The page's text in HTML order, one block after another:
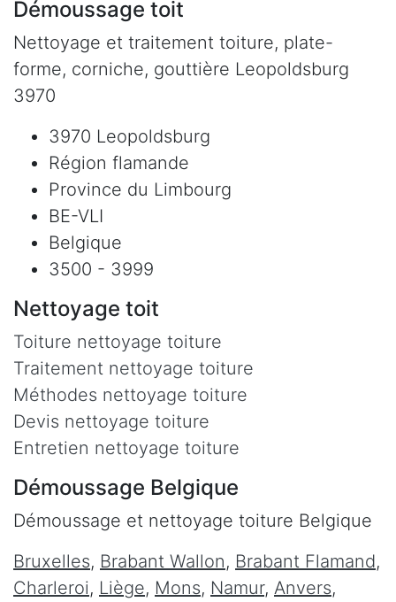
Démoussage toit
Nettoyage et traitement toiture, plate-
forme, corniche, gouttière Leopoldsburg
3970
3970 Leopoldsburg
Région flamande
Province du Limbourg
BE-VLI
Belgique
3500 - 3999
Nettoyage toit
Toiture nettoyage toiture
Traitement nettoyage toiture
Méthodes nettoyage toiture
Devis nettoyage toiture
Entretien nettoyage toiture
Démoussage Belgique
Démoussage et nettoyage toiture Belgique
Bruxelles, Brabant Wallon, Brabant Flamand,
Charleroi, Liège, Mons, Namur, Anvers,